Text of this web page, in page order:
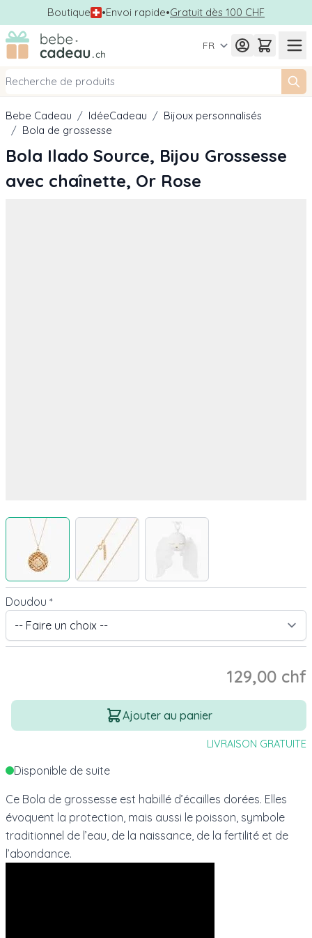
Boutique •Envoi rapide•Gratuit dès 100 CHF
Allez au contenu
FR
Bebe Cadeau / IdéeCadeau / Bijoux personnalisés
/ Bola de grossesse
Bola Ilado Source, Bijou Grossesse
avec chaînette, Or Rose
View larger imageView larger imageView larger image
Doudou *
129,00 chf
Quantité
Ajouter au panier
LIVRAISON GRATUITE
Disponible de suite
Ce Bola de grossesse est habillé d’écailles dorées. Elles
évoquent la protection, mais aussi le poisson, symbole
traditionnel de l’eau, de la naissance, de la fertilité et de
l’abondance.